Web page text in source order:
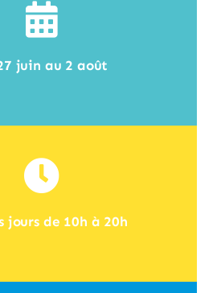
juin au 2 août
jours de 10h à 20h